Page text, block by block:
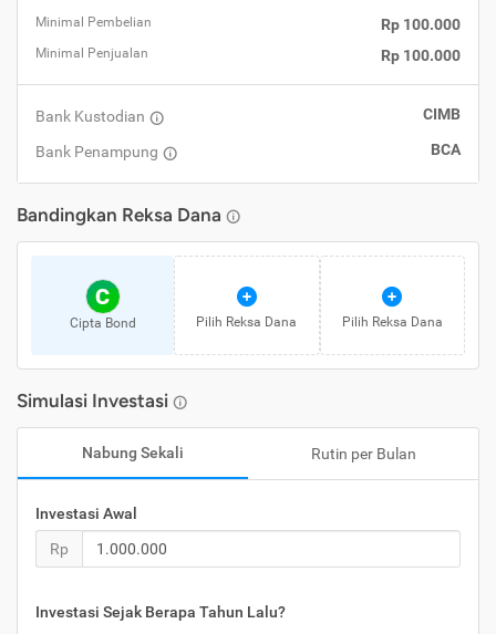
Minimal Pembelian Rp 100.000
Minimal Penjualan Rp 100.000
Bank Kustodian CIMB
Bank Penampung BCA
Bandingkan Reksa Dana
C
Cipta Bond Pilih Reksa Dana Pilih Reksa Dana
Simulasi Investasi
Nabung Sekali Rutin per Bulan
Investasi Awal
Rp
Investasi Sejak Berapa Tahun Lalu?